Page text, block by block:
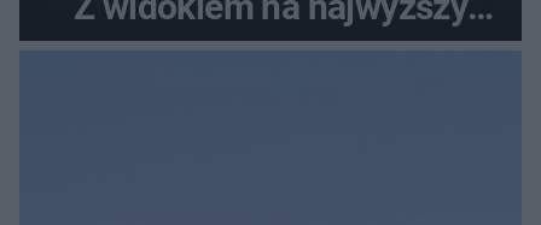
szczyt Gór Świętokrzyskich